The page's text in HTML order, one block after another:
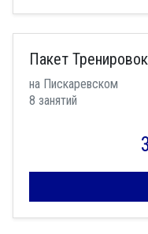
Пакет
на Пискаревском
8 занятий